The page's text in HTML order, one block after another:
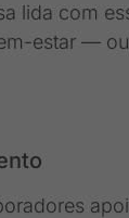
lida com
estar —